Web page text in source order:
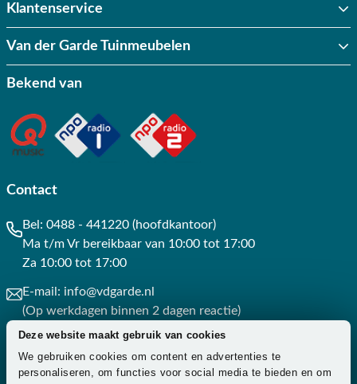
Deze website maakt gebruik van cookies
We gebruiken cookies om content en advertenties te
personaliseren, om functies voor social media te bieden en om
Klantenservice
Van der Garde Tuinmeubelen
Bekend van
Contact
Bel: 0488 - 441220 (hoofdkantoor)
Ma t/m Vr bereikbaar van 10:00 tot 17:00
Za 10:00 tot 17:00
E-mail: info@vdgarde.nl
(Op werkdagen binnen 2 dagen reactie)
Whatsapp: 0488441220
(Op werkdagen binnen 3 uur reactie)